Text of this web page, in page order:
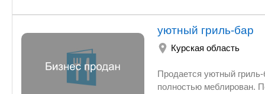
уютный гриль-бар
Курская область
Продается уютный
полностью меблирован.